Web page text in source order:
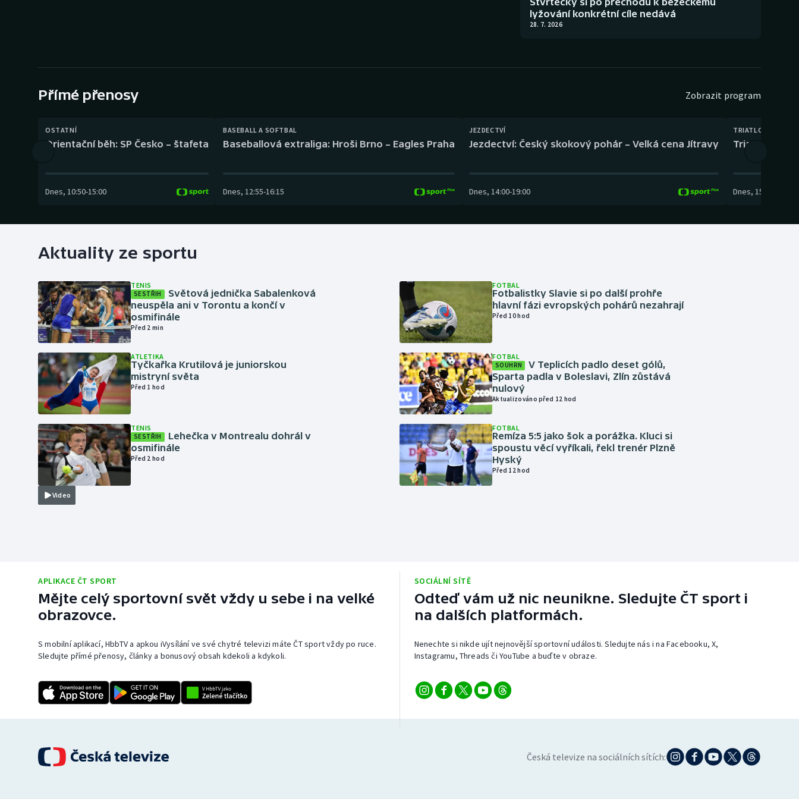
Gymnastika Plážový volejbal
lyžování konkrétní cíle nedává
28. 7. 2026
Přímé přenosy Zobrazit program
OSTATNÍ
Orientační běh: SP Česko – štafeta
Dnes, 10:50-15:00
BASEBALL A SOFTBAL
Baseballová extraliga: Hroši Brno – Eagles Praha
Dnes, 12:55-16:15
JEZDECTVÍ
Jezdectví: Český skokový pohár – Velká cena Jítravy
Dnes, 14:00-19:00
TRIATLON
Triatlon:
Dnes, 15:00
Aktuality ze sportu
TENIS
SESTŘIH
Světová jednička Sabalenková
neuspěla ani v Torontu a končí v
osmifinále
Před 2 min
ATLETIKA
Tyčkařka Krutilová je juniorskou
mistryní světa
Před 1 hod
Video
TENIS
SESTŘIH
Lehečka v Montrealu dohrál v
osmifinále
Před 2 hod
FOTBAL
Fotbalistky Slavie si po další prohře
hlavní fázi evropských pohárů nezahrají
Před 10 hod
FOTBAL
SOUHRN
V Teplicích padlo deset gólů,
Sparta padla v Boleslavi, Zlín zůstává
nulový
Aktualizováno před 12 hod
FOTBAL
Remíza 5:5 jako šok a porážka. Kluci si
spoustu věcí vyříkali, řekl trenér Plzně
Hyský
Před 12 hod
APLIKACE ČT SPORT
Mějte celý sportovní svět vždy u sebe i na velké
obrazovce.
S mobilní aplikací, HbbTV a apkou iVysílání ve své chytré televizi máte ČT sport vždy po ruce.
Sledujte přímé přenosy, články a bonusový obsah kdekoli a kdykoli.
SOCIÁLNÍ SÍTĚ
Odteď vám už nic neunikne. Sledujte ČT sport i
na dalších platformách.
Nenechte si nikde ujít nejnovější sportovní události. Sledujte nás i na Facebooku, X,
Instagramu, Threads či YouTube a buďte v obraze.
Česká televize na sociálních sítích: